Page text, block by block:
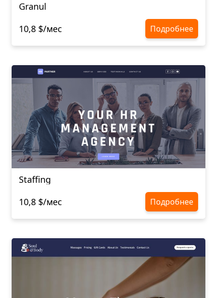
Granul
10,8 $/мес
Подробнее
Staffing
10,8 $/мес
Подробнее